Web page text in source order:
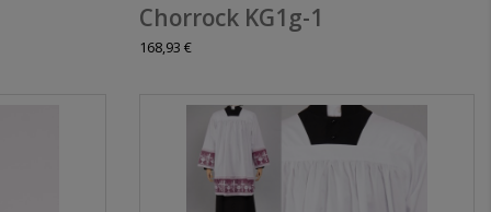
Chorrock KG1g-1
168,93 €